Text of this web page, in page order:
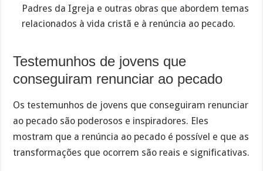
Padres da Igreja e outras obras que abordem temas
relacionados à vida cristã e à renúncia ao pecado.
Testemunhos de jovens que
conseguiram renunciar ao pecado
Os testemunhos de jovens que conseguiram renunciar
ao pecado são poderosos e inspiradores. Eles
mostram que a renúncia ao pecado é possível e que as
transformações que ocorrem são reais e significativas.